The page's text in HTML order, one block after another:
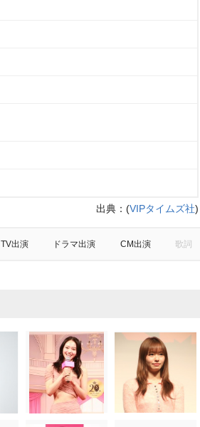
出典： (VIPタイムズ社)
TV出演 ドラマ出演 CM出演 歌詞